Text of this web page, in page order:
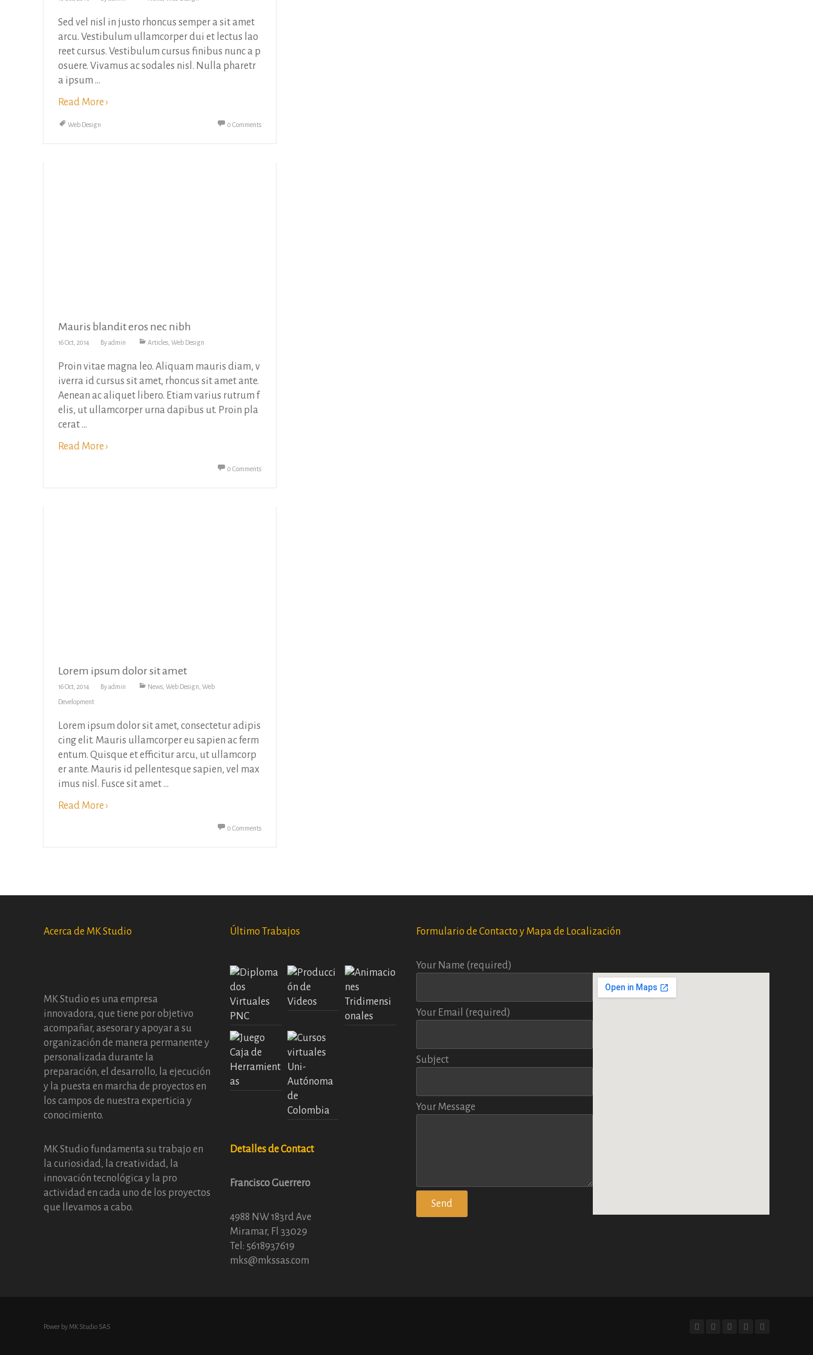
Sed vel nisl in justo rhoncus semper a sit amet
arcu. Vestibulum ullamcorper dui et lectus lao
reet cursus. Vestibulum cursus finibus nunc a p
osuere. Vivamus ac sodales nisl. Nulla pharetr
a ipsum ...
Read More ›
Web Design 0 Comments
Mauris blandit eros nec nibh
16 Oct, 2014 Byadmin Articles Web Design
Proin vitae magna leo. Aliquam mauris diam, v
iverra id cursus sit amet, rhoncus sit amet ante.
Aenean ac aliquet libero. Etiam varius rutrum f
elis, ut ullamcorper urna dapibus ut. Proin pla
cerat ...
Read More ›
0 Comments
Lorem ipsum dolor sit amet
16 Oct, 2014 Byadmin News, Web Design, Web
Development
Lorem ipsum dolor sit amet, consectetur adipis
cing elit. Mauris ullamcorper eu sapien ac ferm
entum. Quisque et efficitur arcu, ut ullamcorp
er ante. Mauris id pellentesque sapien, vel max
imus nisl. Fusce sit amet ...
Read More ›
0 Comments
Acerca de MK Studio
MK Studio es una empresa
innovadora, que tiene por objetivo
acompañar, asesorar y apoyar a su
organización de manera permanente y
personalizada durante la
preparación, el desarrollo, la ejecución
y la puesta en marcha de proyectos en
los campos de nuestra experticia y
conocimiento.
MK Studio fundamenta su trabajo en
la curiosidad, la creatividad, la
innovación tecnológica y la pro
actividad en cada uno de los proyectos
que llevamos a cabo.
Último Trabajos
Detalles de Contact
Francisco Guerrero
4988 NW 183rd Ave
Miramar, Fl 33029
Tel: 5618937619
mks@mkssas.com
Formulario de Contacto y Mapa de Localización
Your Name (required)
Your Email (required)
Subject
Your Message
Power by MK Studio SAS